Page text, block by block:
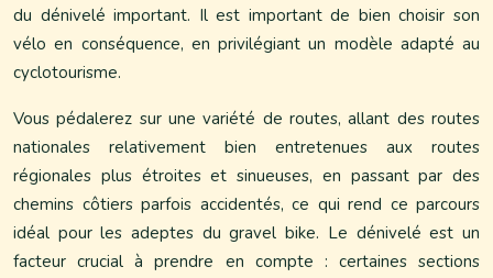
du dénivelé important. Il est important de bien choisir son
vélo en conséquence, en privilégiant un modèle adapté au
cyclotourisme.
Vous pédalerez sur une variété de routes, allant des routes
nationales relativement bien entretenues aux routes
régionales plus étroites et sinueuses, en passant par des
chemins côtiers parfois accidentés, ce qui rend ce parcours
idéal pour les adeptes du gravel bike. Le dénivelé est un
facteur crucial à prendre en compte : certaines sections